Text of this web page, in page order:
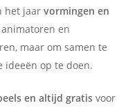
het jaar vormingen en
en
maar om samen te
ideeën op te doen.
en altijd gratisvoor